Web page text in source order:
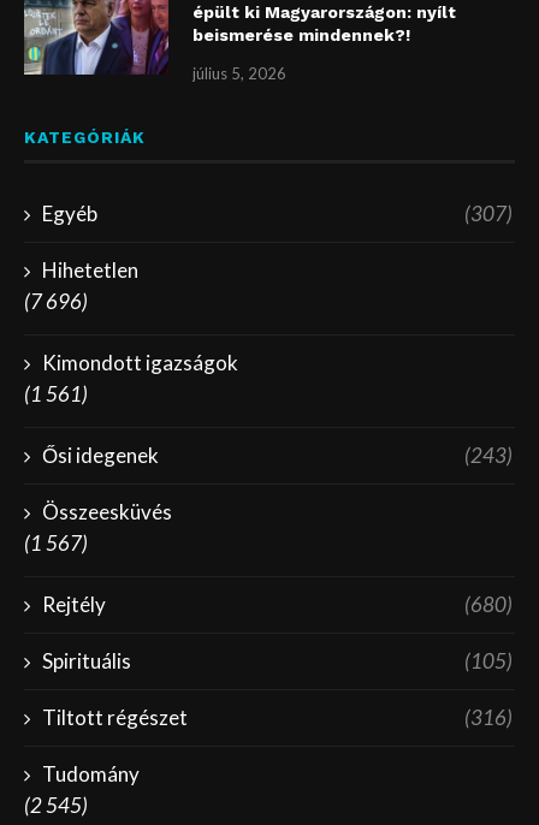
épült ki Magyarországon: nyílt
beismerése mindennek?!
július 5, 2026
KATEGÓRIÁK
Egyéb (307)
Hihetetlen
(7 696)
Kimondott igazságok
(1 561)
Ősi idegenek (243)
Összeesküvés
(1 567)
Rejtély (680)
Spirituális (105)
Tiltott régészet (316)
Tudomány
(2 545)